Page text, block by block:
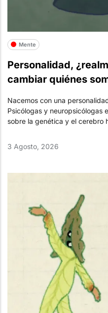
Mente
Personalidad,
cambiar quiénes
Nacemos con una
Psicólogas y neuropsicólogas
sobre la genética y el cerebro
3 Agosto, 2026